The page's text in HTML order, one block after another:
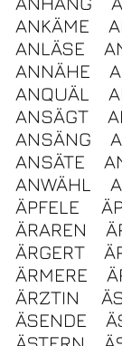
ANKÄME
ANLÄSE
ANNÄHE
ANQUÄL
ANSÄGT
ANSÄNG
ANSÄTE
ANWÄHL
ÄPFELE
ÄRAREN
ÄRGERT
ÄRMERE
ÄRZTIN
ÄSENDE